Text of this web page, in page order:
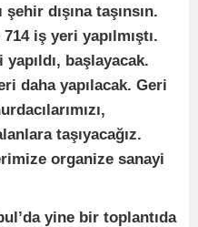
dışına taşınsın.
iş yeri yapılmıştı.
başlayacak.
daha yapılacak. Geri
taşıyacağız.
organize sanayi
yine bir toplantıda